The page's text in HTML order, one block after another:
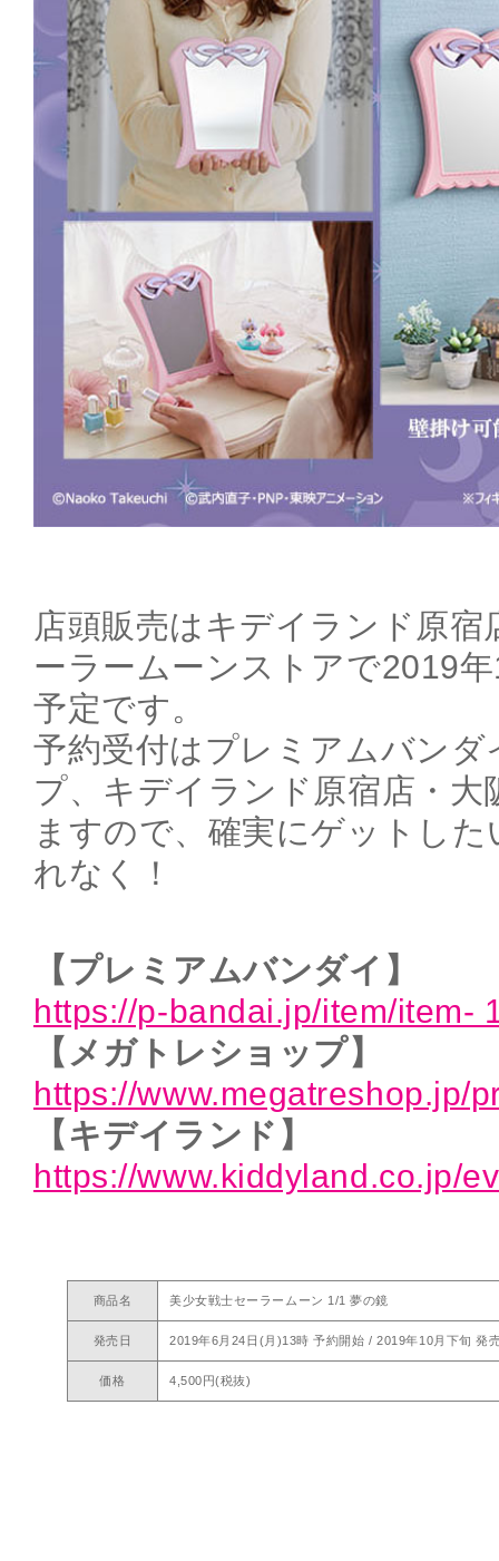
店頭販売はキデイランド原宿
ーラームーンストアで2019
予定です。
予約受付はプレミアムバン
プ、キデイランド原宿店・大
ますので、確実にゲットし
れなく！
【プレミアムバンダイ】
https://p-bandai.jp/item/item-
【メガトレショップ】
https://www.megatreshop.jp/
【キデイランド】
https://www.kiddyland.co.jp/
商品名 美少女戦士セーラームーン 1/1 夢の鏡
発売日 2019年6月24日(月)13時 予約開始 / 2019年10月下旬 発
価格 4,500円(税抜)